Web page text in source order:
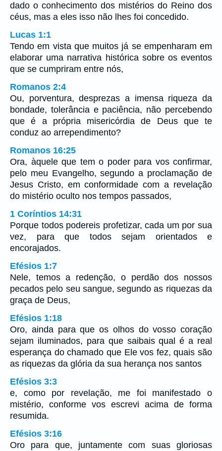
dado o conhecimento dos mistérios do Reino dos
céus, mas a eles isso não lhes foi concedido.
Lucas 1:1
Tendo em vista que muitos já se empenharam em
elaborar uma narrativa histórica sobre os eventos
que se cumpriram entre nós,
Romanos 2:4
Ou, porventura, desprezas a imensa riqueza da
bondade, tolerância e paciência, não percebendo
que é a própria misericórdia de Deus que te
conduz ao arrependimento?
Romanos 16:25
Ora, àquele que tem o poder para vos confirmar,
pelo meu Evangelho, segundo a proclamação de
Jesus Cristo, em conformidade com a revelação
do mistério oculto nos tempos passados,
1 Coríntios 14:31
Porque todos podereis profetizar, cada um por sua
vez, para que todos sejam orientados e
encorajados.
Efésios 1:7
Nele, temos a redenção, o perdão dos nossos
pecados pelo seu sangue, segundo as riquezas da
graça de Deus,
Efésios 1:18
Oro, ainda para que os olhos do vosso coração
sejam iluminados, para que saibais qual é a real
esperança do chamado que Ele vos fez, quais são
as riquezas da glória da sua herança nos santos
Efésios 3:3
e, como por revelação, me foi manifestado o
mistério, conforme vos escrevi acima de forma
resumida.
Efésios 3:16
Oro para que, juntamente com suas gloriosas